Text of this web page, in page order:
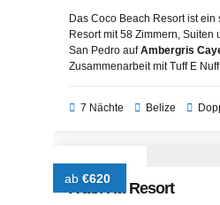
Das Coco Beach Resort ist ein
Resort mit 58 Zimmern, Suiten
San Pedro aufAmbergris
Zusammenarbeit mit Tuff E
7 Nächte Belize
ab €620
X'tan Ha Resort